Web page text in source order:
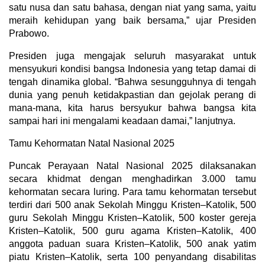
satu nusa dan satu bahasa, dengan niat yang sama, yaitu
meraih kehidupan yang baik bersama,” ujar Presiden
Prabowo.
Presiden juga mengajak seluruh masyarakat untuk
mensyukuri kondisi bangsa Indonesia yang tetap damai di
tengah dinamika global. “Bahwa sesungguhnya di tengah
dunia yang penuh ketidakpastian dan gejolak perang di
mana-mana, kita harus bersyukur bahwa bangsa kita
sampai hari ini mengalami keadaan damai,” lanjutnya.
Tamu Kehormatan Natal Nasional 2025
Puncak Perayaan Natal Nasional 2025 dilaksanakan
secara khidmat dengan menghadirkan 3.000 tamu
kehormatan secara luring. Para tamu kehormatan tersebut
terdiri dari 500 anak Sekolah Minggu Kristen–Katolik, 500
guru Sekolah Minggu Kristen–Katolik, 500 koster gereja
Kristen–Katolik, 500 guru agama Kristen–Katolik, 400
anggota paduan suara Kristen–Katolik, 500 anak yatim
piatu Kristen–Katolik, serta 100 penyandang disabilitas